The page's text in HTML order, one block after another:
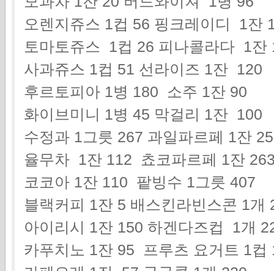
오렌지쥬스 1컵 56 핑크레이디 1잔
토마토쥬스 1컵 26 피나콜라다 1잔
사과쥬스 1컵 51 선라이즈 1잔 120
후르토피아 1병 180 소주 1잔 90
화이브미니 1병 45 막걸리 1잔 100
수정과 1그릇 267 과일파르페 1잔
율무차 1잔 112 쵸코파르페 1잔
코코아 1잔 110 팥빙수 1그릇 407
블랙커피 1잔 5 배스킨라빈스콘 1개
아이리시 1잔 150 하겐다즈컵 1개
카푸치노 1잔 95 프루츠 요거트 1